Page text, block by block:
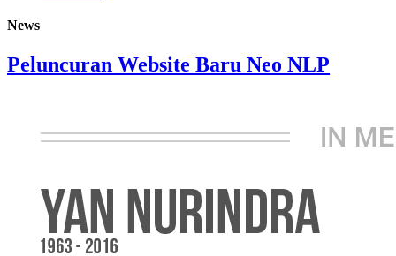
News
Peluncuran Website Baru Neo NLP